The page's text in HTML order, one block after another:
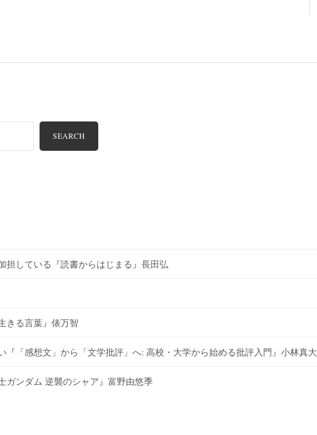
SEARCH
担している『読書からはじまる』長田弘
きる言葉』俵万智
『「感想文」から「文学批評」へ: 高校・大学から始める批評入門』小林真大
ガンダム 逆襲のシャア』富野由悠季